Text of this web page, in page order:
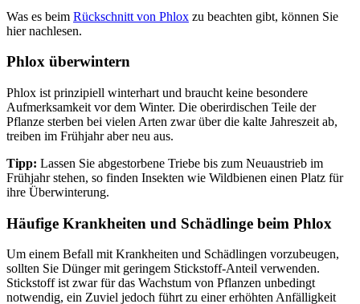
Was es beim Rückschnitt von Phlox zu beachten gibt, können Sie
hier nachlesen.
Phlox überwintern
Phlox ist prinzipiell winterhart und braucht keine besondere
Aufmerksamkeit vor dem Winter. Die oberirdischen Teile der
Pflanze sterben bei vielen Arten zwar über die kalte Jahreszeit ab,
treiben im Frühjahr aber neu aus.
Tipp: Lassen Sie abgestorbene Triebe bis zum Neuaustrieb im
Frühjahr stehen, so finden Insekten wie Wildbienen einen Platz für
ihre Überwinterung.
Häufige Krankheiten und Schädlinge beim Phlox
Um einem Befall mit Krankheiten und Schädlingen vorzubeugen,
sollten Sie Dünger mit geringem Stickstoff-Anteil verwenden.
Stickstoff ist zwar für das Wachstum von Pflanzen unbedingt
notwendig, ein Zuviel jedoch führt zu einer erhöhten Anfälligkeit